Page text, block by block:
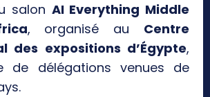
salon AI Everything Middle
, organisé au Centre
des expositions d’Égypte,
de délégations venues de